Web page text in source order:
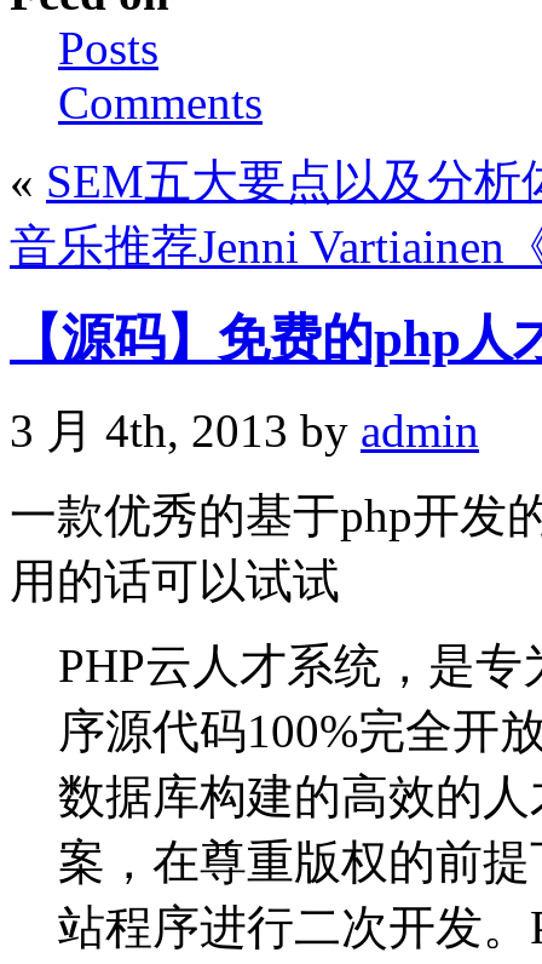
Posts
Comments
« SEM五大要点以及分析
音乐推荐Jenni Vartiainen
【源码】免费的php
3 月 4th, 2013 by admin
一款优秀的基于php开发
用的话可以试试
PHP云人才系统，是
序源代码100%完全开
数据库构建的高效的
案，在尊重版权的前
站程序进行二次开发